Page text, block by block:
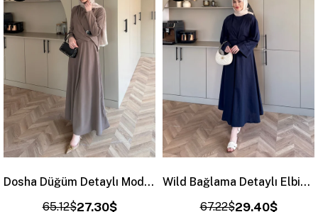
Dosha Düğüm Detaylı Modal Elbise Vizon (3016)
27.30$
65.12$
ÜRÜN
Wild Bağlama Detaylı Elbise Lacivert (4491)
29.40$
67.22$
ÜRÜN